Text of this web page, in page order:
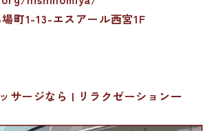
町1-13-エスアール西宮1F
サージなら | リラクゼーション一